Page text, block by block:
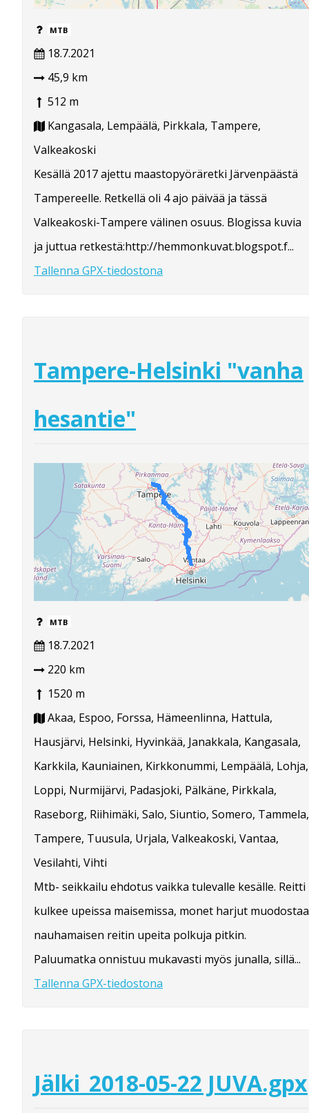
MTB
18.7.2021
45,9 km
512 m
Kangasala, Lempäälä, Pirkkala, Tampere,
Valkeakoski
Kesällä 2017 ajettu maastopyöräretki Järvenpäästä
Tampereelle. Retkellä oli 4 ajo päivää ja tässä
Valkeakoski-Tampere välinen osuus. Blogissa kuvia
ja juttua retkestä:http://hemmonkuvat.blogspot.f...
Tallenna GPX-tiedostona
Tampere-Helsinki "vanha
hesantie"
MTB
18.7.2021
220 km
1520 m
Akaa, Espoo, Forssa, Hämeenlinna, Hattula,
Hausjärvi, Helsinki, Hyvinkää, Janakkala, Kangasala,
Karkkila, Kauniainen, Kirkkonummi, Lempäälä, Lohja,
Loppi, Nurmijärvi, Padasjoki, Pälkäne, Pirkkala,
Raseborg, Riihimäki, Salo, Siuntio, Somero, Tammela,
Tampere, Tuusula, Urjala, Valkeakoski, Vantaa,
Vesilahti, Vihti
Mtb- seikkailu ehdotus vaikka tulevalle kesälle. Reitti
kulkee upeissa maisemissa, monet harjut muodostaa
nauhamaisen reitin upeita polkuja pitkin.
Paluumatka onnistuu mukavasti myös junalla, sillä...
Tallenna GPX-tiedostona
Jälki_2018-05-22 JUVA.gpx